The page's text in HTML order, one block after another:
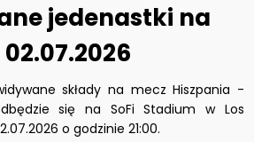
jedenastki na
składy na mecz Hiszpania -
się na SoFi Stadium w Los
o godzinie 21:00.